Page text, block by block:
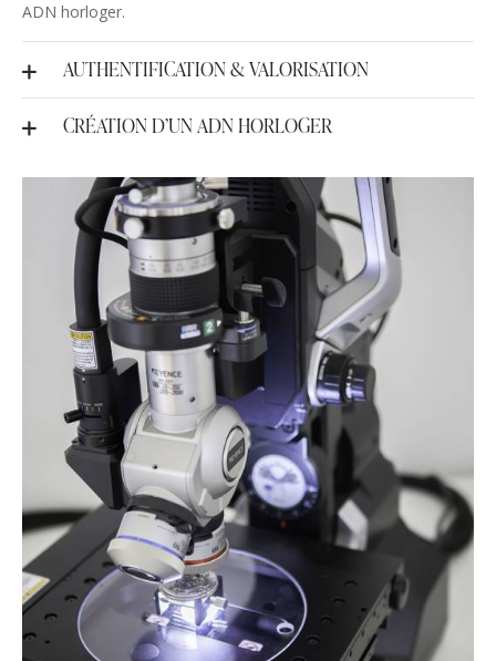
ADN horloger.
AUTHENTIFICATION & VALORISATION
CRÉATION D’UN ADN HORLOGER